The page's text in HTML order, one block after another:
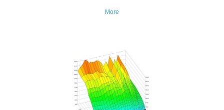
More